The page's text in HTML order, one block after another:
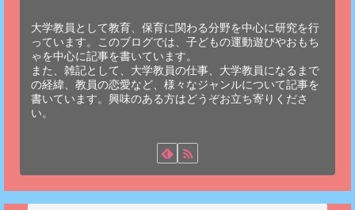
大学教員として教育、保育に関わる分野を中心に研究を行
っています。このブログでは、子どもの運動遊びやおもち
ゃを中心に記事を書いています。
また、雑記として、大学教員の仕事、大学教員になるまで
の経緯、教員の恋愛など、様々なジャンルについて記事を
書いています。興味のある方はどうぞお立ち寄りくださ
い。